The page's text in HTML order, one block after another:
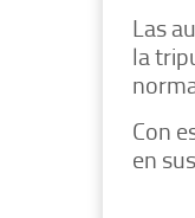
Las
la
Con
en